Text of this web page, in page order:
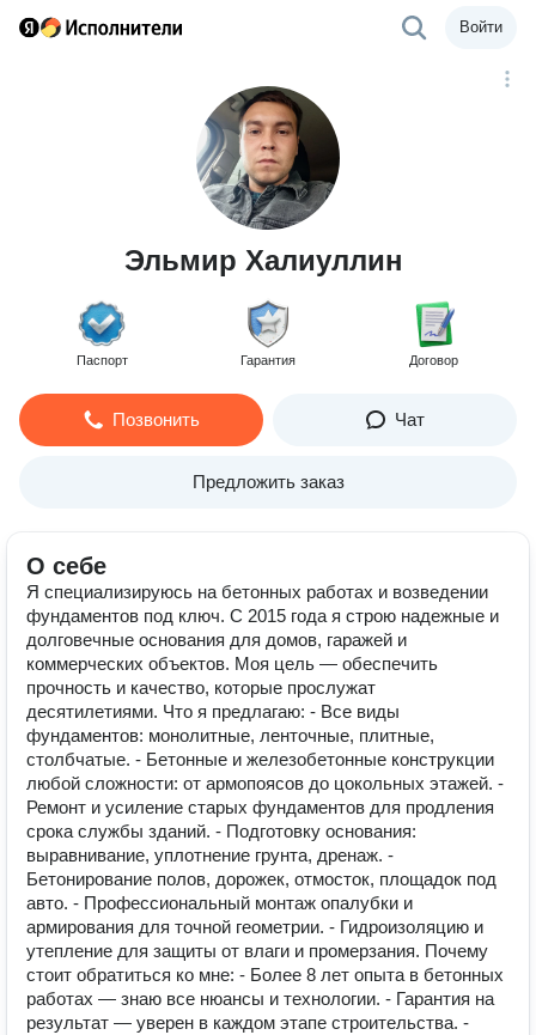
Войти
Эльмир Халиуллин
Паспорт Гарантия Договор
Позвонить Чат
Предложить заказ
О себе
Я специализируюсь на бетонных работах и возведении
фундаментов под ключ. С 2015 года я строю надежные и
долговечные основания для домов, гаражей и
коммерческих объектов. Моя цель — обеспечить
прочность и качество, которые прослужат
десятилетиями. Что я предлагаю: - Все виды
фундаментов: монолитные, ленточные, плитные,
столбчатые. - Бетонные и железобетонные конструкции
любой сложности: от армопоясов до цокольных этажей. -
Ремонт и усиление старых фундаментов для продления
срока службы зданий. - Подготовку основания:
выравнивание, уплотнение грунта, дренаж. -
Бетонирование полов, дорожек, отмосток, площадок под
авто. - Профессиональный монтаж опалубки и
армирования для точной геометрии. - Гидроизоляцию и
утепление для защиты от влаги и промерзания. Почему
стоит обратиться ко мне: - Более 8 лет опыта в бетонных
работах — знаю все нюансы и технологии. - Гарантия на
результат — уверен в каждом этапе строительства. -